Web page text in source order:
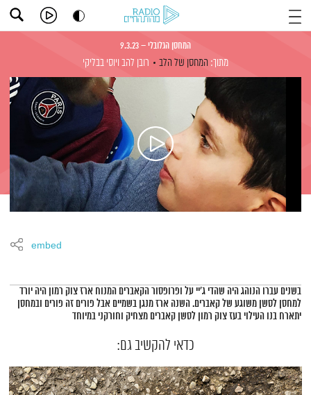
המחסן הגלובלי – 9.3.23
מתוך: המחסן של הלב רובן להב ויוסי בבליקי
embed
תמצית הפודקאסט
בשנים עברו הנוהג היה שהדי ג'יי על ופרופסור הקאברים המנוח ארז צוק רמון היה יורד
למחסן לסשן משוגע של קאברים. השנה ארז מנגן בשמיים אבל פורים זה פורים ובמחסן
יתארח בנו העילוי בעז צוק רמון לסשן קאברים מצחיק וחורקני במיוחד
כדאי להקשיב גם: